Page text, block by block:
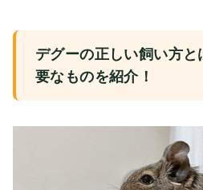
デグーの正しい飼い方
要なものを紹介！